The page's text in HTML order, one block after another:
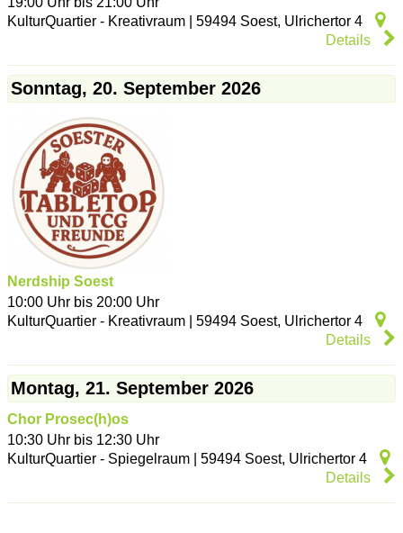
KulturQuartier - Kreativraum
59494 Soest, Ulrichertor 4
Details
Sonntag, 20. September 2026
Nerdship Soest
10:00 Uhr bis 20:00 Uhr
KulturQuartier - Kreativraum
59494 Soest, Ulrichertor 4
Details
Montag, 21. September 2026
Chor Prosec(h)os
10:30 Uhr bis 12:30 Uhr
KulturQuartier - Spiegelraum
59494 Soest, Ulrichertor 4
Details